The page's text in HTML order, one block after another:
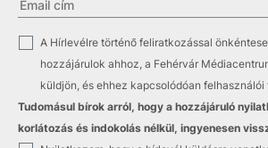
A Hírlevélre történő feliratkozással
hozzájárulok ahhoz, a Fehérvár
küldjön, és ehhez kapcsolódóan
Tudomásul bírok arról, hogy a hozzájáruló
korlátozás és indokolás nélkül, ingyenesen